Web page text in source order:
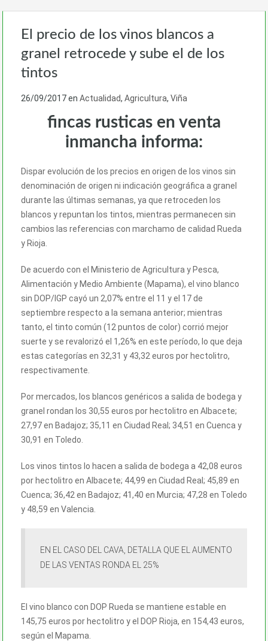
El precio de los vinos blancos a
granel retrocede y sube el de los
tintos
26/09/2017en Actualidad, Agricultura, Viña
fincas rusticas en venta
inmancha informa:
Dispar evolución de los precios en origen de los vinos sin
denominación de origen ni indicación geográfica a granel
durante las últimas semanas, ya que retroceden los
blancos y repuntan los tintos, mientras permanecen sin
cambios las referencias con marchamo de calidad Rueda
y Rioja.
De acuerdo con el Ministerio de Agricultura y Pesca,
Alimentación y Medio Ambiente (Mapama), el vino blanco
sin DOP/IGP cayó un 2,07% entre el 11 y el 17 de
septiembre respecto a la semana anterior; mientras
tanto, el tinto común (12 puntos de color) corrió mejor
suerte y se revalorizó el 1,26% en este período, lo que deja
estas categorías en 32,31 y 43,32 euros por hectolitro,
respectivamente.
Por mercados, los blancos genéricos a salida de bodega y
granel rondan los 30,55 euros por hectolitro en Albacete;
27,97 en Badajoz; 35,11 en Ciudad Real; 34,51 en Cuenca y
30,91 en Toledo.
Los vinos tintos lo hacen a salida de bodega a 42,08 euros
por hectolitro en Albacete; 44,99 en Ciudad Real; 45,89 en
Cuenca; 36,42 en Badajoz; 41,40 en Murcia; 47,28 en Toledo
y 48,59 en Valencia.
EN EL CASO DEL CAVA, DETALLA QUE EL AUMENTO
DE LAS VENTAS RONDA EL 25%
El vino blanco con DOP Rueda se mantiene estable en
145,75 euros por hectolitro y el DOP Rioja, en 154,43 euros,
según el Mapama.